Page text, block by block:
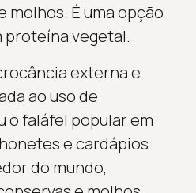
molhos. É uma opção
proteína vegetal.
externa e
ao uso de
o faláfel popular em
e cardápios
do mundo,